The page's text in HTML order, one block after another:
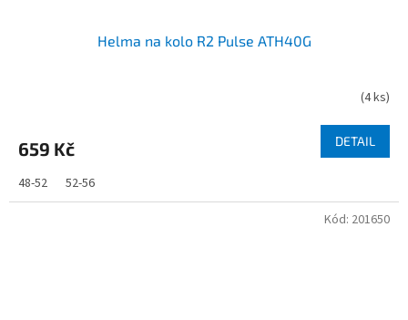
Helma na kolo R2 Pulse ATH40G
(4 ks)
659 Kč DETAIL
48-52 52-56
Kód: 201650